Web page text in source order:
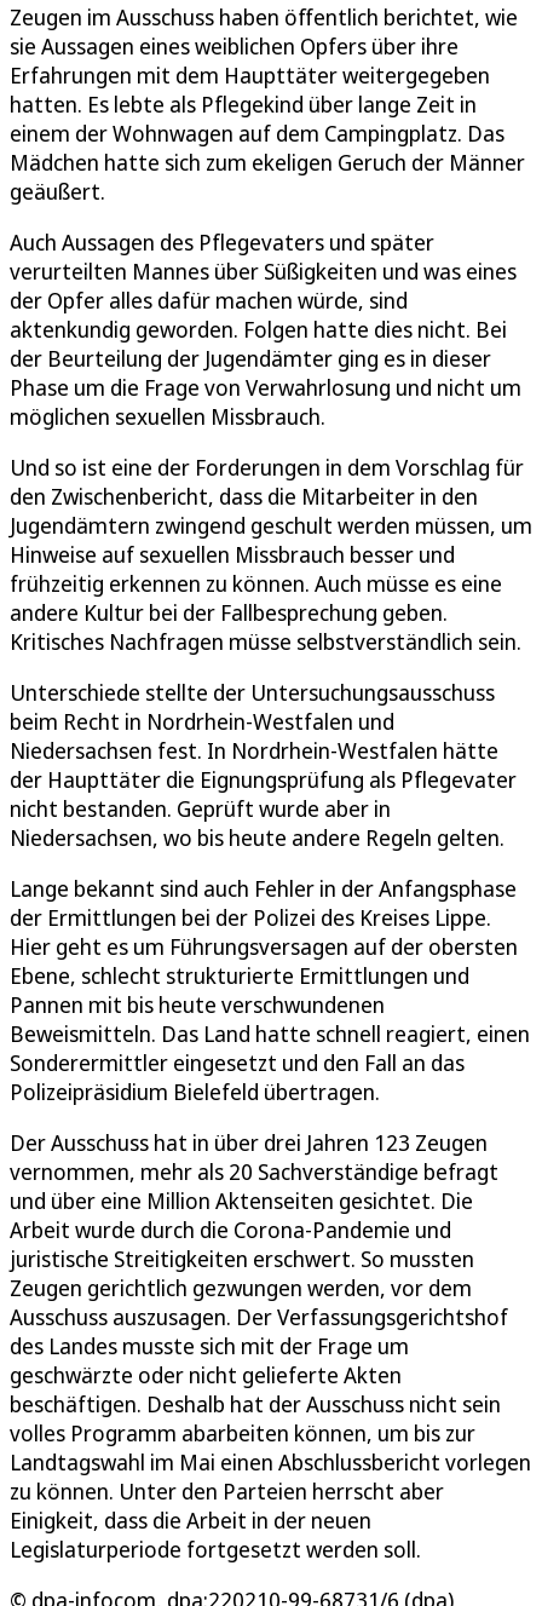
Zeugen im Ausschuss haben öffentlich berichtet, wie
sie Aussagen eines weiblichen Opfers über ihre
Erfahrungen mit dem Haupttäter weitergegeben
hatten. Es lebte als Pflegekind über lange Zeit in
einem der Wohnwagen auf dem Campingplatz. Das
Mädchen hatte sich zum ekeligen Geruch der Männer
geäußert.
Auch Aussagen des Pflegevaters und später
verurteilten Mannes über Süßigkeiten und was eines
der Opfer alles dafür machen würde, sind
aktenkundig geworden. Folgen hatte dies nicht. Bei
der Beurteilung der Jugendämter ging es in dieser
Phase um die Frage von Verwahrlosung und nicht um
möglichen sexuellen Missbrauch.
Und so ist eine der Forderungen in dem Vorschlag für
den Zwischenbericht, dass die Mitarbeiter in den
Jugendämtern zwingend geschult werden müssen, um
Hinweise auf sexuellen Missbrauch besser und
frühzeitig erkennen zu können. Auch müsse es eine
andere Kultur bei der Fallbesprechung geben.
Kritisches Nachfragen müsse selbstverständlich sein.
Unterschiede stellte der Untersuchungsausschuss
beim Recht in Nordrhein-Westfalen und
Niedersachsen fest. In Nordrhein-Westfalen hätte
der Haupttäter die Eignungsprüfung als Pflegevater
nicht bestanden. Geprüft wurde aber in
Niedersachsen, wo bis heute andere Regeln gelten.
Lange bekannt sind auch Fehler in der Anfangsphase
der Ermittlungen bei der Polizei des Kreises Lippe.
Hier geht es um Führungsversagen auf der obersten
Ebene, schlecht strukturierte Ermittlungen und
Pannen mit bis heute verschwundenen
Beweismitteln. Das Land hatte schnell reagiert, einen
Sonderermittler eingesetzt und den Fall an das
Polizeipräsidium Bielefeld übertragen.
Der Ausschuss hat in über drei Jahren 123 Zeugen
vernommen, mehr als 20 Sachverständige befragt
und über eine Million Aktenseiten gesichtet. Die
Arbeit wurde durch die Corona-Pandemie und
juristische Streitigkeiten erschwert. So mussten
Zeugen gerichtlich gezwungen werden, vor dem
Ausschuss auszusagen. Der Verfassungsgerichtshof
des Landes musste sich mit der Frage um
geschwärzte oder nicht gelieferte Akten
beschäftigen. Deshalb hat der Ausschuss nicht sein
volles Programm abarbeiten können, um bis zur
Landtagswahl im Mai einen Abschlussbericht vorlegen
zu können. Unter den Parteien herrscht aber
Einigkeit, dass die Arbeit in der neuen
Legislaturperiode fortgesetzt werden soll.
© dpa-infocom, dpa:220210-99-68731/6 (dpa)